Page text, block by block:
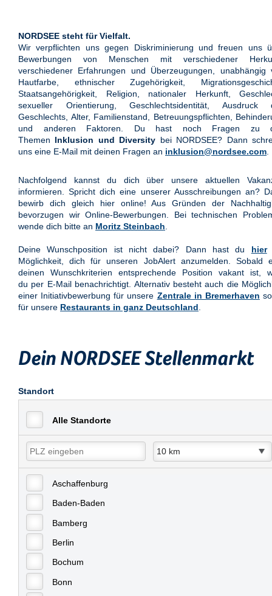
NORDSEE steht für Vielfalt.
Wir verpflichten uns gegen Diskriminierung und freuen uns
Bewerbungen von Menschen mit verschiedener
verschiedener Erfahrungen und Überzeugungen, unabhängig
Hautfarbe, ethnischer Zugehörigkeit,
Staatsangehörigkeit, Religion, nationaler Herkunft,
sexueller Orientierung, Geschlechtsidentität, Ausdruck
Geschlechts, Alter, Familienstand, Betreuungspflichten,
und anderen Faktoren. Du hast noch Fragen zu
Themen Inklusion und Diversity bei NORDSEE? Dann
uns eine E-Mail mit deinen Fragen an inklusion@nordsee.com
Nachfolgend kannst du dich über unsere aktuellen
informieren. Spricht dich eine unserer Ausschreibungen an?
bewirb dich gleich hier online! Aus Gründen der
bevorzugen wir Online-Bewerbungen. Bei technischen
wende dich bitte an Moritz Steinbach
Deine Wunschposition ist nicht dabei? Dann hast du hier
Möglichkeit, dich für unseren JobAlert anzumelden. Sobald
deinen Wunschkriterien entsprechende Position vakant ist,
du per E-Mail benachrichtigt. Alternativ besteht auch die
einer Initiativbewerbung für unsere Zentrale in Bremerhaven
für unsere Restaurants in ganz Deutschland
Dein NORDSEE Stellenmarkt
Standort
Alle Standorte
Aschaffenburg
Baden-Baden
Bamberg
Berlin
Bochum
Bonn